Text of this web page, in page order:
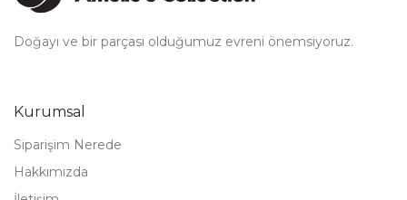
Doğayı ve bir parçası olduğumuz evreni önemsiyoruz.
Kurumsal
Siparişim Nerede
Hakkımızda